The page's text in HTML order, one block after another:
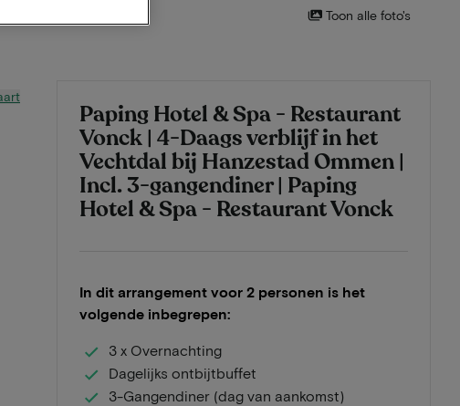
Toon alle foto's
Paping Hotel & Spa - Restaurant
Vonck | 4-Daags verblijf in het
Vechtdal bij Hanzestad Ommen |
Incl. 3-gangendiner | Paping
Hotel & Spa - Restaurant Vonck
In dit arrangement voor 2 personen is het
volgende inbegrepen:
3 x Overnachting
Dagelijks ontbijtbuffet
3-Gangendiner (dag van aankomst)